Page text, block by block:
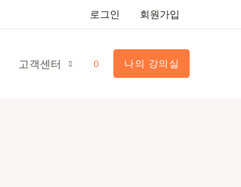
로그인 회원가입
고객센터 0 나의 강의실